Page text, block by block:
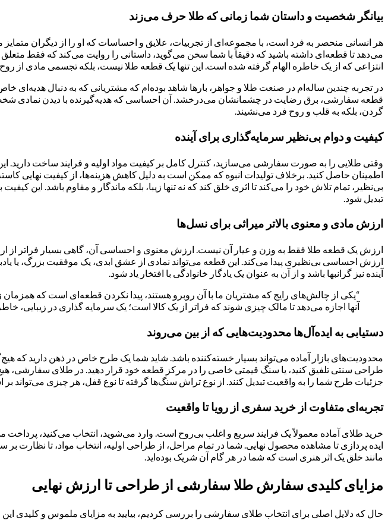
بیانگر شخصیت و داستان شما زمانی که طلا حرف می‌زند
هر انسانی منحصر به فرد است، با مجموعه‌ای از تجربیات، علایق و احساسات که او را از دیگران
می‌دهد تا قطعه‌ای داشته باشید که دقیقاً با شما سخن می‌گوید، داستانی را روایت می‌کند که فقط
انتزاعی که از یک خاطره الهام گرفته شده است. این تنها یک قطعه طلا نیست، بلکه تجسمی مادی از
در تجربه چندین ساله‌ام در صنعت طلا و جواهر، بارها شاهد بوده‌ام که مشتریانی که به دنبال
قطعه سفارشی، برق رضایت در چشمانشان می‌درخشد. آن احساسی که هدیه‌گیرنده با دیدن نمادی
گردن، بلکه به قلب و روح فرد می‌نشیند.
کیفیت و دوام بی‌نظیر سرمایه‌گذاری برای آینده
وقتی طلایی را به صورت سفارشی می‌سازید، کنترل کامل بر کیفیت مواد اولیه و فرایند ساخت دارید.
اطمینان حاصل کنید. برخلاف تولیدات انبوه که ممکن است به دلیل کاهش هزینه‌ها، از کیفیت
بی‌نظیر، تمام تلاش خود را می‌کند تا اثری خلق کند که نه تنها زیبا، بلکه ماندگار و مقاوم باشد.
تبدیل شود.
ارزش مادی و معنوی بالاتر میراثی برای نسل‌ها
ارزش یک قطعه طلا فقط به وزن و عیار آن نیست. ارزش معنوی و احساسی آن، گاهی بسیار فراتر
ارزش احساسی بی‌نظیری پیدا می‌کند. این قطعه می‌تواند نمادی از عشق ابدی، یک موفقیت بزرگ، یا
آینده نیز گرانبها باشد و از آن به عنوان یک یادگار خانوادگی با افتخار یاد شود.
“یکی از چالش‌های رایج که مشتریان ما با آن روبرو هستند، پیدا نکردن قطعه‌ای است که
آنها اجازه می‌دهد تا مالک چیزی شوند که فراتر از یک کالا است؛ یک سرمایه گذاری در زیبایی،
دستیابی به ایده‌آل‌ها محدودیت‌هایی که از بین می‌روند
محدودیت‌های بازار آماده می‌تواند بسیار خسته‌کننده باشد. شاید شما یک طرح خاص در ذهن دارید که
طراحی سنتی تلفیق کنید، یا سنگ قیمتی خاصی را در مرکز قطعه خود قرار دهید. در طلای سفارشی،
جزئیات طرح شما را به واقعیت تبدیل کنند. از نوع تراش سنگ‌ها گرفته تا نوع قفل، هر چیزی
تجربه‌ای متفاوت از خرید سفری از رویا تا واقعیت
خرید طلای آماده معمولاً یک فرایند سریع و اغلب بی‌روح است. وارد می‌شوید، انتخاب می‌کنید،
ایده پردازی تا مشاهده محصول نهایی. شما در تمام مراحل، از طراحی اولیه، انتخاب مواد، تا
مانند خلق یک اثر هنری است که شما در هر گام آن شریک بوده‌اید.
مزایای کلیدی سفارش طلا سفارشی از طراحی تا ارزش نهایی
حال که دلایل اصلی برای انتخاب طلای سفارشی را بررسی کردیم، بیایید به مزایای ملموس و کلیدی این